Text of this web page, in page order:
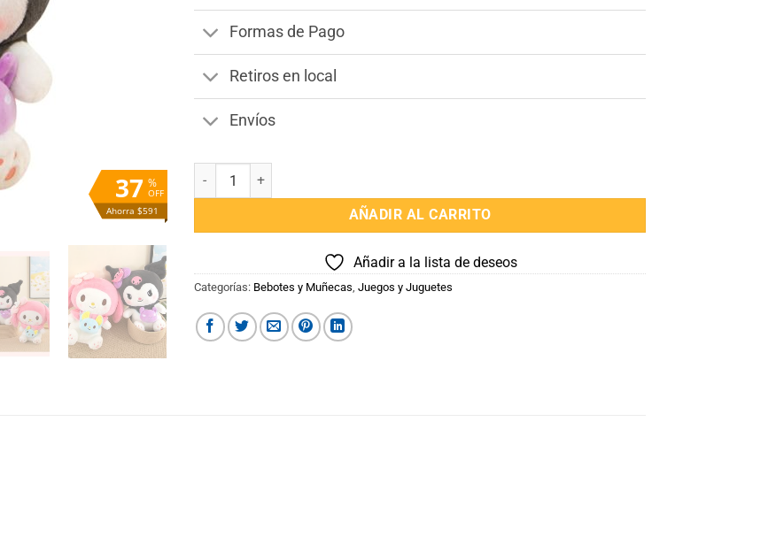
%
OFF
37
Ahorra $591
Formas de Pago
Retiros en local
Envíos
Peluche My Melody cantidad
AÑADIR AL CARRITO
Añadir a la lista de deseos
Categorías: Bebotes y Muñecas, Juegos y Juguetes